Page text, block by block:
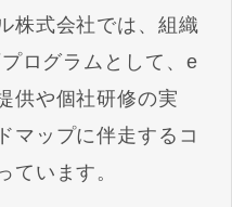
株式会社では、組織
ログラムとして、e
供や個社研修の実
マップに伴走するコ
ています。